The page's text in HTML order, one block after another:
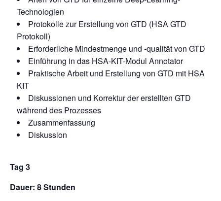
Technologien
Protokolle zur Erstellung von GTD (HSA GTD
Protokoll)
Erforderliche Mindestmenge und -qualität von GTD
Einführung in das HSA-KIT-Modul Annotator
Praktische Arbeit und Erstellung von GTD mit HSA
KIT
Diskussionen und Korrektur der erstellten GTD
während des Prozesses
Zusammenfassung
Diskussion
Tag 3
Dauer: 8 Stunden